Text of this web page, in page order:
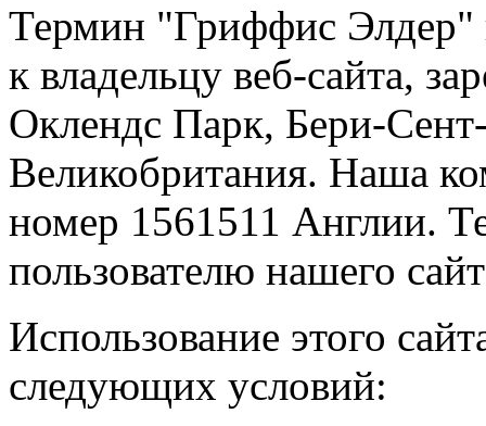
Термин "Гриффис Элдер"
к владельцу веб-сайта,
Оклендс Парк, Бери-
Великобритания. Наша
номер 1561511 Англии.
пользователю нашего
Использование этого
следующих условий: